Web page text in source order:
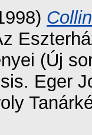
(Új
Eger